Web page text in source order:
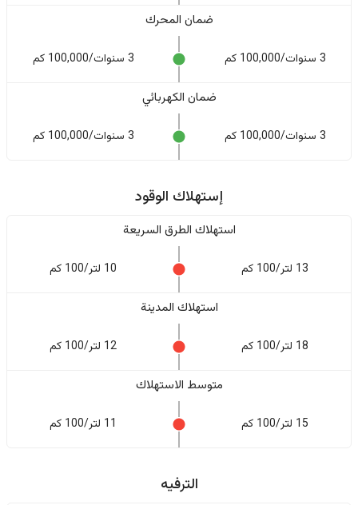
ضمان المحرك
3 سنوات/100,000 كم 3 سنوات/100,000 كم
ضمان الكهربائي
3 سنوات/100,000 كم 3 سنوات/100,000 كم
إستهلاك الوقود
استهلاك الطرق السريعة
13 لتر/100 كم 10 لتر/100 كم
استهلاك المدينة
18 لتر/100 كم 12 لتر/100 كم
متوسط الاستهلاك
15 لتر/100 كم 11 لتر/100 كم
الترفيه